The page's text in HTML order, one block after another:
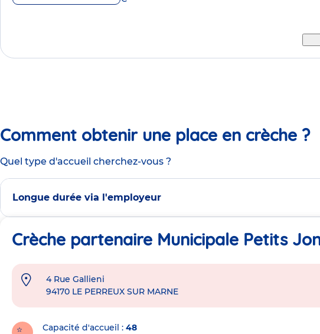
Comment obtenir une place en crèche ?
Quel type d'accueil cherchez-vous ?
Longue durée via l'employeur
Crèche partenaire Municipale Petits
Adresse
crèche
4 Rue Gallieni
94170 LE PERREUX SUR MARNE
Capacité d'accueil
48